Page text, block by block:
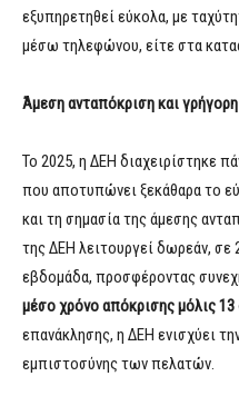
εξυπηρετηθεί εύκολα, με
μέσω τηλεφώνου, είτε στα
Άμεση ανταπόκριση και
Το 2025, η ΔΕΗ διαχειρίστηκε
που αποτυπώνει ξεκάθαρα το
και τη σημασία της άμεσης
της ΔΕΗ λειτουργεί δωρεάν, σε
εβδομάδα, προσφέροντας
μέσο χρόνο απόκρισης μόλις
επανάκλησης, η ΔΕΗ ενισχύει
εμπιστοσύνης των πελατών.